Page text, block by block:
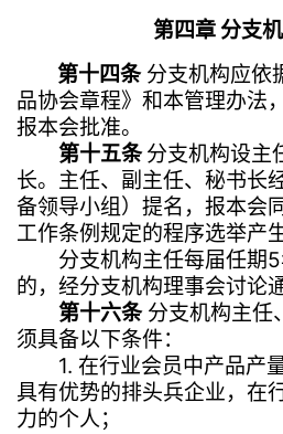
第四章 分支
第十四条分支机构应依
品协会章程》和本管理办法
报本会批准。
第十五条分支机构设主
长。主任、副主任、秘书长
备领导小组）提名，报本会
工作条例规定的程序选举产生
分支机构主任每届任期5
的，经分支机构理事会讨论
第十六条分支机构主任
须具备以下条件：
1. 在行业会员中产品产
具有优势的排头兵企业，在
力的个人；